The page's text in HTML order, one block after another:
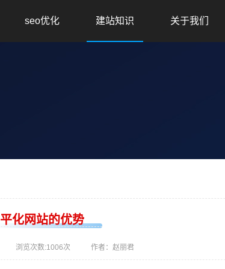
seo优化 建站知识 关于我们
化网站的优势
浏览次数:1006次 作者：赵丽君